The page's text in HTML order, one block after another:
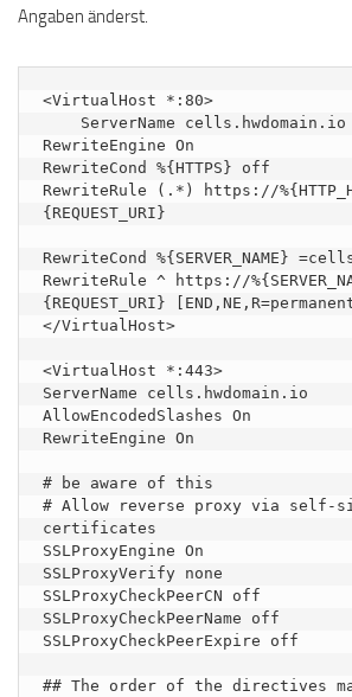
Angaben änderst.
<VirtualHost *:80>
ServerName cells.hwdomain.io
RewriteEngine On
RewriteCond %{HTTPS} off
RewriteRule (.*) https://
{REQUEST_URI}
RewriteCond %{SERVER_NAME}
RewriteRule ^ https://
{REQUEST_URI}
</VirtualHost>
<VirtualHost *:443>
ServerName cells.hwdomain.io
AllowEncodedSlashes On
RewriteEngine On
# be aware of this
# Allow reverse proxy via self-
certificates
SSLProxyEngine On
SSLProxyVerify none
SSLProxyCheckPeerCN off
SSLProxyCheckPeerName off
SSLProxyCheckPeerExpire off
## The order of the directives